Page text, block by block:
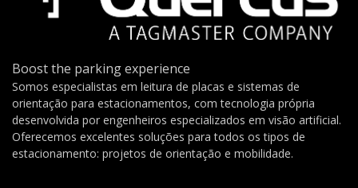
Boost the parking experience
Somos especialistas em leitura de placas e sistemas de
orientação para estacionamentos, com tecnologia própria
desenvolvida por engenheiros especializados em visão artificial.
Oferecemos excelentes soluções para todos os tipos de
estacionamento: projetos de orientação e mobilidade.